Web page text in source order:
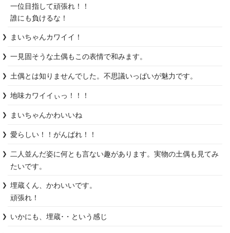
一位目指して頑張れ！！
まいちゃんカワイイ！
土偶とは知りませんでした。不思議いっぱいが魅力です。
地味カワイイぃっ！！！
まいちゃんかわいいね
愛らしい！！がんばれ！！
二人並んだ姿に何とも言ない趣があります。実物の土偶も見てみ
たいです。
埋蔵くん、かわいいです。
頑張れ！
いかにも、埋蔵･・という感じ